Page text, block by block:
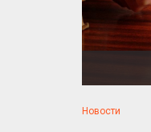
Новости